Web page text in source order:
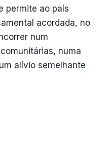
permite ao país
acordada, no
num
numa
alívio semelhante